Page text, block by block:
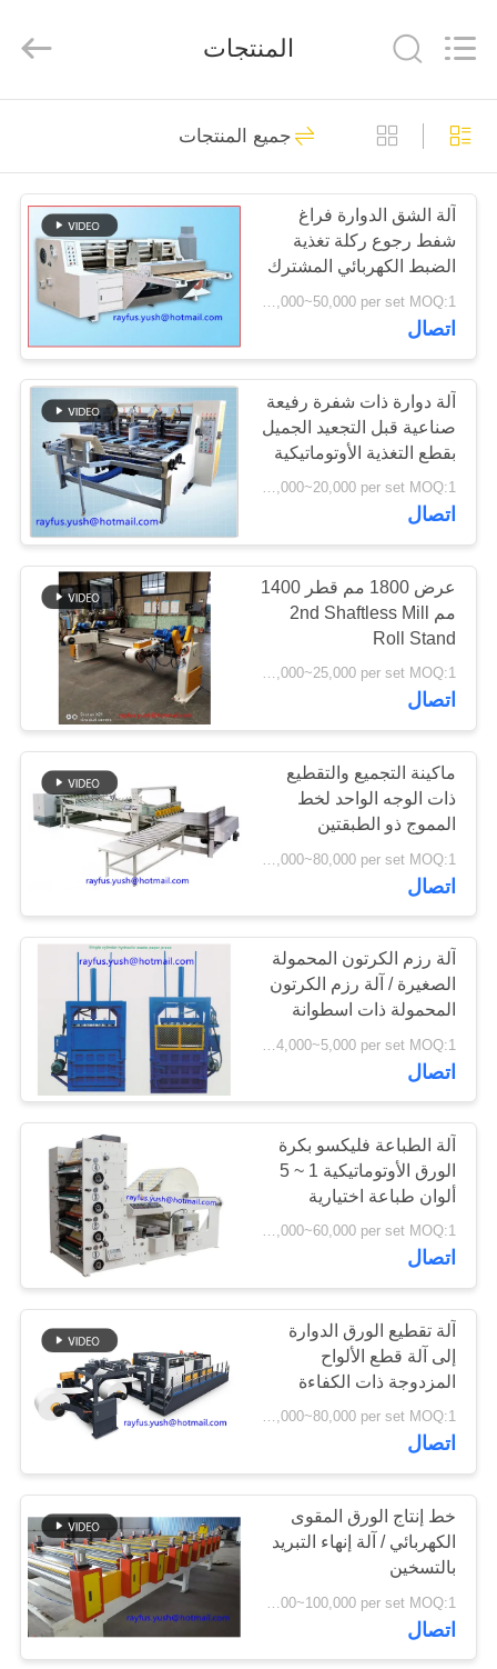
الصفحة
الرئيسية
منتجات
معلومات
جولة
المعمل
مراقبة
الجودة
اتصل
أخبار
اطلب
اقتباس
خريطة
الموقع
PRIVACY
POLICY
MACHINE
COMPANY.
Reserved.
آلة تصنيع العلب
الكرتونية
آلة صنع علبة كرتون
مموج
10
آلة خياطة علب
الكرتون
13
آلة الكرتون مجلد
المصمغ
14
ماكينة طباعة وتقطيع
الكرتون
20
آلة المموج أحادية
السطح
14
لفة الورق إلى آلة
قطع الورق
6
المنتجات
جميع المنتجات
آلة الشق الدوارة فراغ
شفط رجوع ركلة تغذية
الضبط الكهربائي المشترك
USD 30,000~50,000 per set MOQ:1 مجموعة
اتصال
آلة دوارة ذات شفرة رفيعة
صناعية قبل التجعيد الجميل
بقطع التغذية الأوتوماتيكية
USD 10,000~20,000 per set MOQ:1 مجموعة
اتصال
عرض 1800 مم قطر 1400
مم 2nd Shaftless Mill
Roll Stand
USD 5,000~25,000 per set MOQ:1 مجموعة
اتصال
ماكينة التجميع والتقطيع
ذات الوجه الواحد لخط
المموج ذو الطبقتين
اتصال
آلة رزم الكرتون المحمولة
الصغيرة / آلة رزم الكرتون
المحمولة ذات اسطوانة
واحدة
USD 4,000~5,000 per set MOQ:1 مجموعة
اتصال
آلة الطباعة فليكسو بكرة
الورق الأوتوماتيكية 1 ~ 5
ألوان طباعة اختيارية
USD 40,000~60,000 per set MOQ:1 مجموعة
اتصال
آلة تقطيع الورق الدوارة
إلى آلة قطع الألواح
المزدوجة ذات الكفاءة
العالية
USD 60,000~80,000 per set MOQ:1 مجموعة
اتصال
خط إنتاج الورق المقوى
الكهربائي / آلة إنهاء التبريد
بالتسخين
USD 50,000~100,000 per set MOQ:1 مجموعة
اتصال